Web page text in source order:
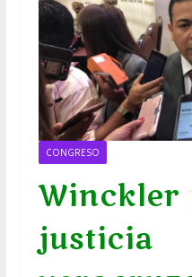
CONGRESO
Winckler
justicia